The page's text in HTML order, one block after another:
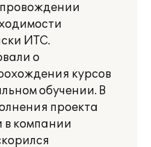
ИТС.
о
курсов
обучении. В
проекта
в компании